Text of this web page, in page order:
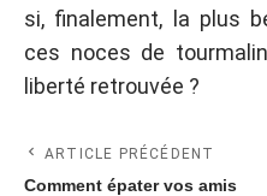
si, finalement, la plus
ces noces de
liberté retrouvée ?
ARTICLE PRÉCÉDENT
Comment épater vos amis